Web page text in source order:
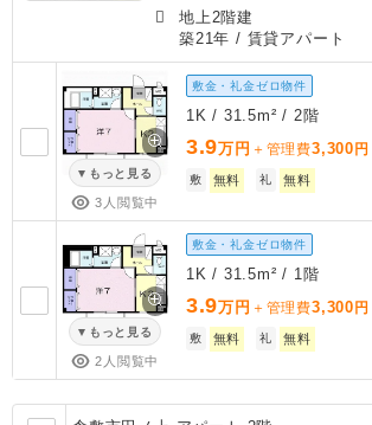
地上2階建
築21年 / 賃貸アパート
もっと見る
3人閲覧中
敷金・礼金ゼロ物件
1K / 31.5m² / 2階
3.9万円 ＋管理費3,300 円
敷 無料 礼 無料
もっと見る
2人閲覧中
敷金・礼金ゼロ物件
1K / 31.5m² / 1階
3.9万円 ＋管理費3,300 円
敷 無料 礼 無料